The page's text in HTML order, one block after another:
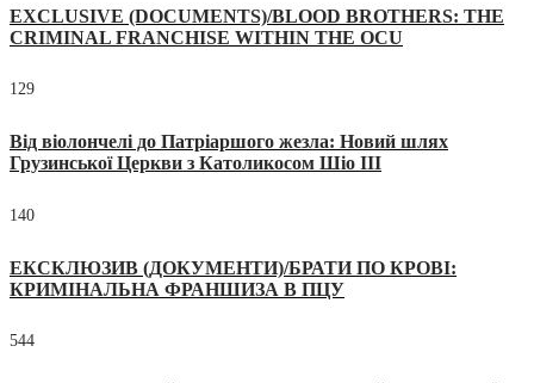
EXCLUSIVE (DOCUMENTS)/BLOOD BROTHERS: THE
CRIMINAL FRANCHISE WITHIN THE OCU
129
Від віолончелі до Патріаршого жезла: Новий шлях
Грузинської Церкви з Католикосом Шіо III
140
ЕКСКЛЮЗИВ (ДОКУМЕНТИ)/БРАТИ ПО КРОВІ:
КРИМІНАЛЬНА ФРАНШИЗА В ПЦУ
544